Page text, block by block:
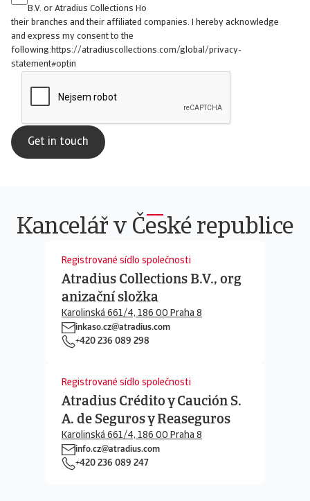
B.V. or Atradius Collections Ho
their branches and their affiliated companies. I hereby acknowledge
and express my consent to the
following:https://atradiuscollections.com/global/privacy-
statement#optin
Kancelář v České republice
Registrované sídlo společnosti
Atradius Collections B.V., org
anizační složka
Karolinská 661/4, 186 00 Praha 8
inkaso.cz@atradius.com
+420 236 089 298
Registrované sídlo společnosti
Atradius Crédito y Caución S.
A. de Seguros y Reaseguros
Karolinská 661/4, 186 00 Praha 8
info.cz@atradius.com
+420 236 089 247